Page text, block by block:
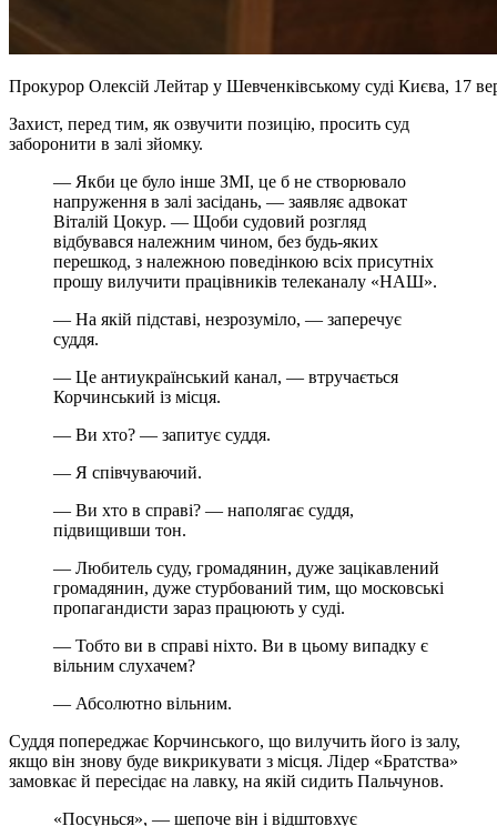
Прокурор Олексій Лейтар у Шевченківському суді Києва, 17
Захист, перед тим, як озвучити позицію, просить суд
заборонити в залі зйомку.
— Якби це було інше ЗМІ, це б не створювало
напруження в залі засідань, — заявляє адвокат
Віталій Цокур. — Щоби судовий розгляд
відбувався належним чином, без будь-яких
перешкод, з належною поведінкою всіх присутніх
прошу вилучити працівників телеканалу «НАШ».
— На якій підставі, незрозуміло, — заперечує
суддя.
— Це антиукраїнський канал, — втручається
Корчинський із місця.
— Ви хто? — запитує суддя.
— Я співчуваючий.
— Ви хто в справі? — наполягає суддя,
підвищивши тон.
— Любитель суду, громадянин, дуже зацікавлений
громадянин, дуже стурбований тим, що московські
пропагандисти зараз працюють у суді.
— Тобто ви в справі ніхто. Ви в цьому випадку є
вільним слухачем?
— Абсолютно вільним.
Суддя попереджає Корчинського, що вилучить його із залу,
якщо він знову буде викрикувати з місця. Лідер «Братства»
замовкає й пересідає на лавку, на якій сидить Пальчунов.
«Посунься», — шепоче він і відштовхує